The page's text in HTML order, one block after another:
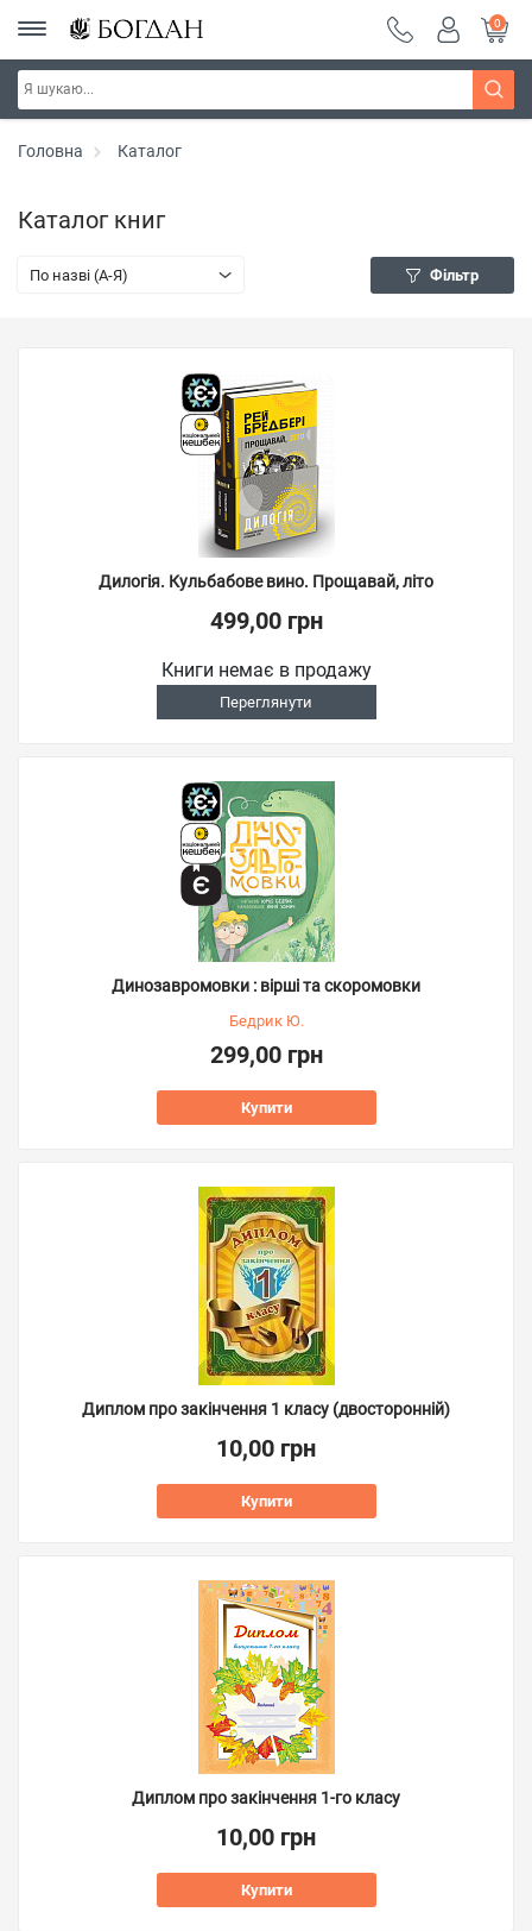
0
Головна Каталог
Каталог книг
По назві (A-Я) Фільтр
Дилогія. Кульбабове вино. Прощавай, літо
499,00 грн
Книги немає в продажу
Переглянути
Динозавромовки : вірші та скоромовки
Бедрик Ю.
299,00 грн
Купити
Диплом про закінчення 1 класу (двосторонній)
10,00 грн
Купити
Диплом про закінчення 1-го класу
10,00 грн
Купити